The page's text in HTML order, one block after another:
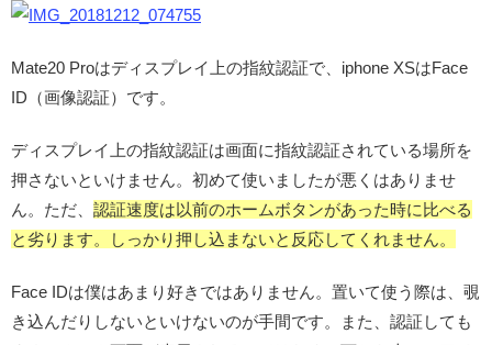
Mate20 Proはディスプレイ上の指紋認証で、iphone XSはFace
ID（画像認証）です。
ディスプレイ上の指紋認証は画面に指紋認証されている場所を
押さないといけません。初めて使いましたが悪くはありませ
ん。ただ、 認証速度は以前のホームボタンがあった時に比べる
と劣ります。しっかり押し込まないと反応してくれません。
Face IDは僕はあまり好きではありません。置いて使う際は、覗
き込んだりしないといけないのが手間です。また、認証しても